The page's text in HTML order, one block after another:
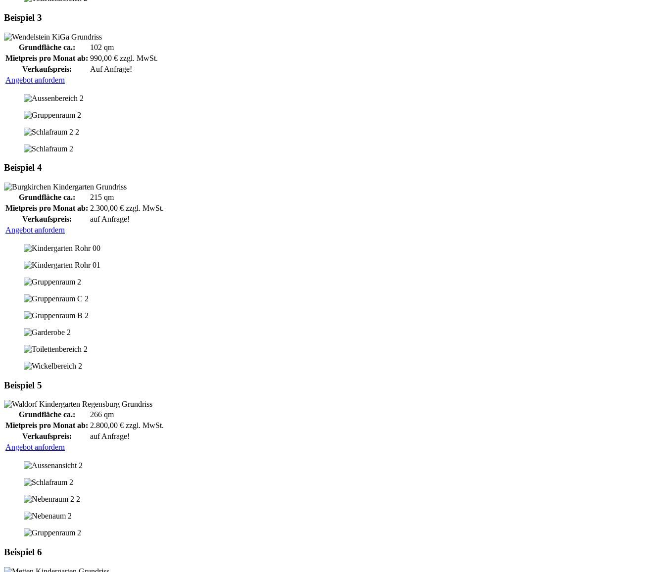
Beispiel 3
Grundfläche ca.:
102 qm
Mietpreis pro Monat ab: 990,00 € zzgl. MwSt.
Verkaufspreis:
Auf Anfrage!
Angebot anfordern
Beispiel 4
Grundfläche ca.:
215 qm
Mietpreis pro Monat ab: 2.300,00 € zzgl. MwSt.
Verkaufspreis:
auf Anfrage!
Angebot anfordern
Beispiel 5
Grundfläche ca.:
266 qm
Mietpreis pro Monat ab: 2.800,00 € zzgl. MwSt.
Verkaufspreis:
auf Anfrage!
Angebot anfordern
Beispiel 6